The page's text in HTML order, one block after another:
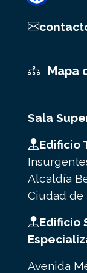
Mapa
Sala
Edificio
Alcaldía
Ciudad de
Edificio
Avenida